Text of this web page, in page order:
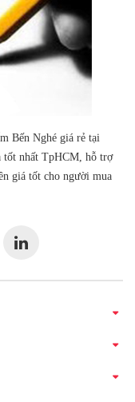
Bến Nghé giá rẻ tại
tốt nhất TpHCM, hỗ trợ
giá tốt cho người mua